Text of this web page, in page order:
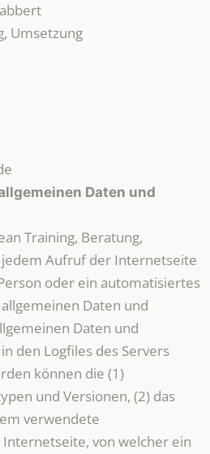
Umsetzung
Daten und
Training, Beratung,
Aufruf der Internetseite
oder ein automatisiertes
Daten und
Daten und
den Logfiles des Servers
können die (1)
und Versionen, (2) das
verwendete
von welcher ein